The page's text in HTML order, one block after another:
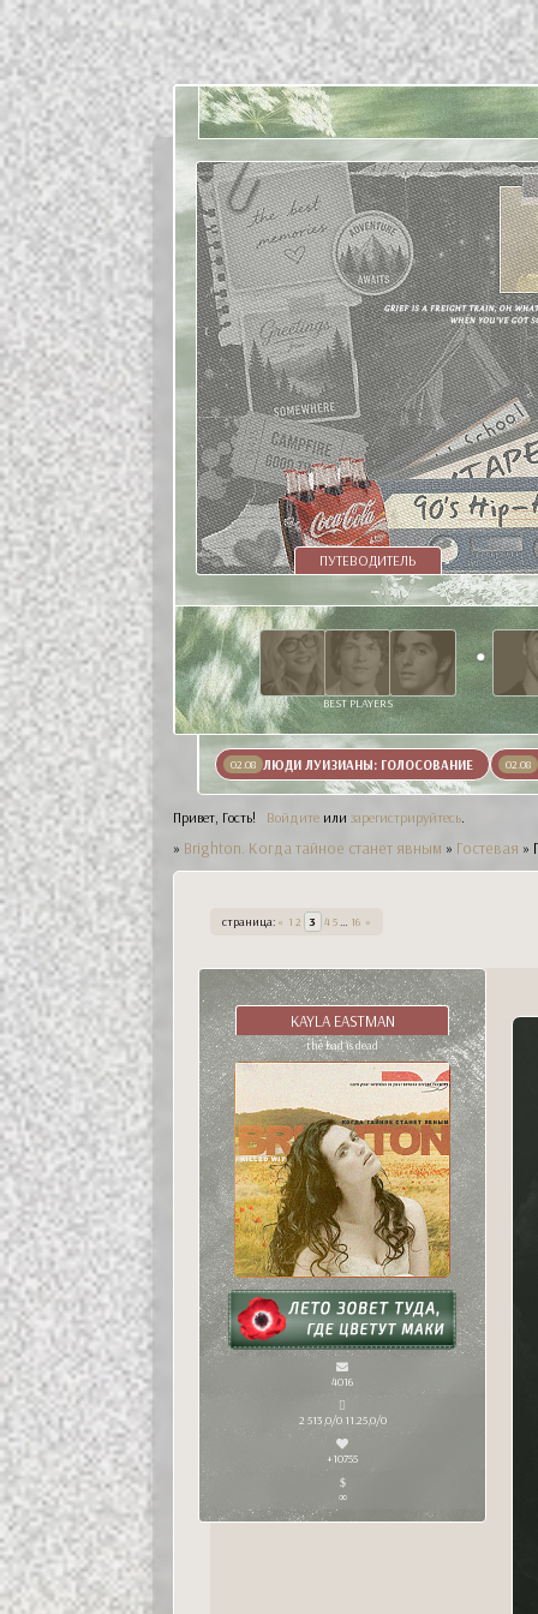
ПУТЕВОДИТЕЛЬ
BEST PLAYERS
02.08 ЛЮДИ ЛУИЗИАНЫ: ГОЛОСОВАНИЕ 02.08
Привет, Гость! Войдите или зарегистрируйтесь.
» Brighton. Когда тайное станет явным » Гостевая »
страница: « 1 2 3 45… 16 »
KAYLA EASTMAN
the bad is dead
4016
2 513,0/0 11.25,0/0
+10755
∞